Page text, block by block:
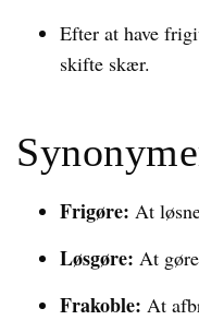
Efter at have
skifte skær.
Frigøre: At
Løsgøre: At
Frakoble: At